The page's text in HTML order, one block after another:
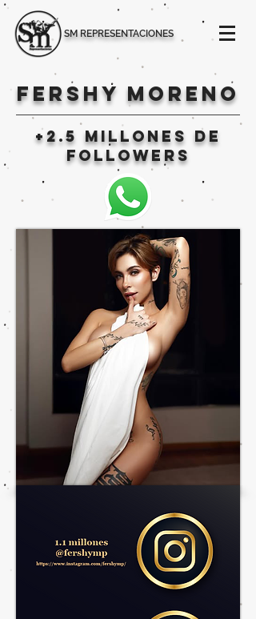
SM REPRESENTACIONES
fershy moreno
+2.5 MILLONES DE
followers